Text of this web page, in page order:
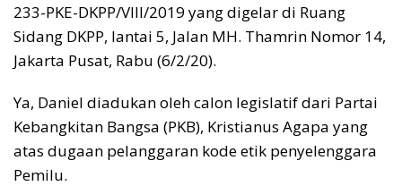
233-PKE-DKPP/VIII/2019 yang digelar di Ruang
Sidang DKPP, lantai 5, Jalan MH. Thamrin Nomor 14,
Jakarta Pusat, Rabu (6/2/20).
Ya, Daniel diadukan oleh calon legislatif dari Partai
Kebangkitan Bangsa (PKB), Kristianus Agapa yang
atas dugaan pelanggaran kode etik penyelenggara
Pemilu.